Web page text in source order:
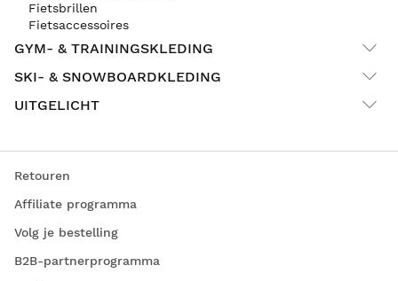
Fietsbrillen
Fietsaccessoires
GYM- & TRAININGSKLEDING
SKI- & SNOWBOARDKLEDING
UITGELICHT
Retouren
Affiliate programma
Volg je bestelling
B2B-partnerprogramma